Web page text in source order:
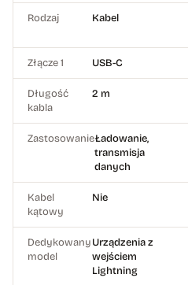
Rodzaj Kabel
Złącze 1 USB-C
Długość
kabla
2 m
ZastosowanieŁadowanie,
transmisja
danych
Kabel
kątowy
Nie
Dedykowany
model
Urządzenia z
wejściem
Lightning